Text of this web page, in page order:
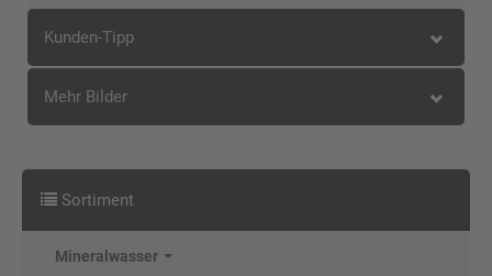
Kunden-Tipp
Kunden, die diesen Artikel kauften,
Mehr Bilder
Sortiment
Mineralwasser